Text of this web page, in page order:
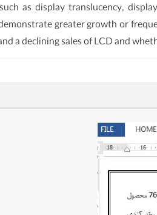
as display translucency,
greater growth or
a declining sales of LCD and